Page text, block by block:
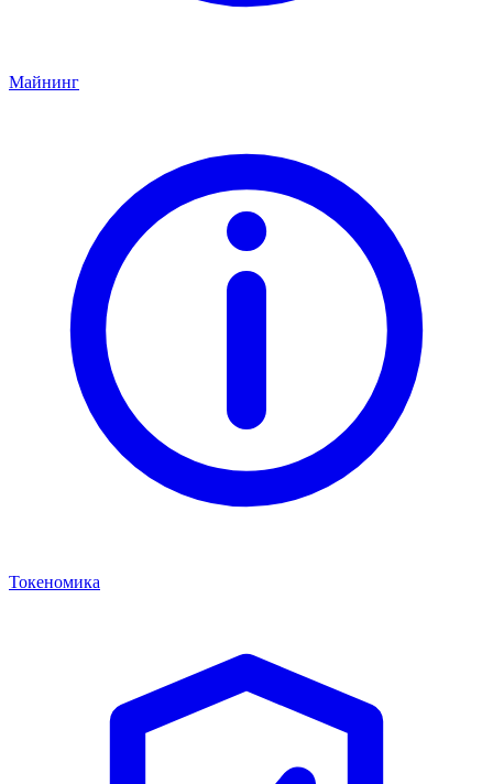
Майнинг
Токеномика